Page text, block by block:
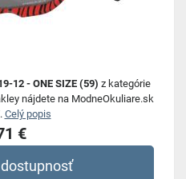
12 - ONE SIZE (59) z kategórie
nájdete na ModneOkuliare.sk
Celý popis
€